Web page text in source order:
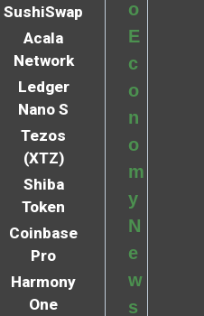
SushiSwap
Acala
Network
Ledger
Nano S
Tezos
(XTZ)
Shiba
Token
Coinbase
Pro
Harmony
One
o
E
c
o
n
o
m
y
N
e
w
s